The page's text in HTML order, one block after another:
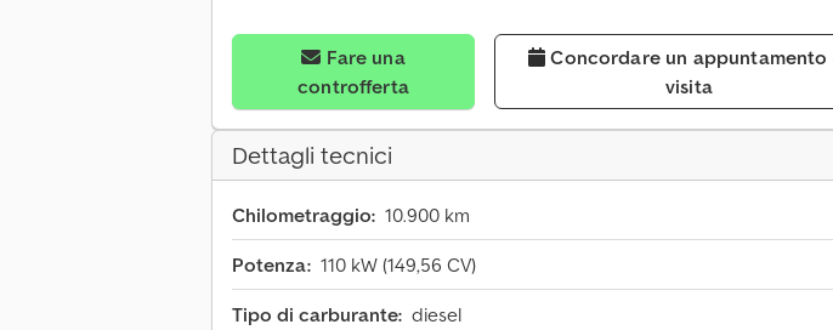
controfferta
Concordare un appuntamento di
visita
Dettagli tecnici
Chilometraggio: 10.900 km
Potenza: 110 kW (149,56 CV)
Tipo di carburante: diesel